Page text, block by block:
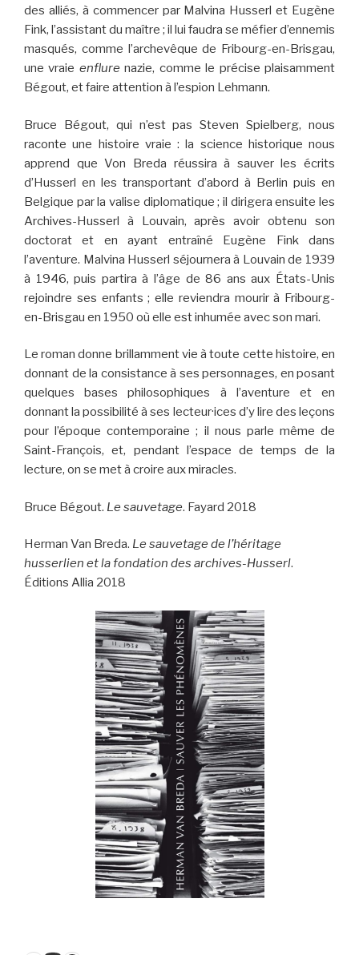
des alliés, à commencer par Malvina Husserl et Eugène
Fink, l’assistant du maître ; il lui faudra se méfier d’ennemis
masqués, comme l’archevêque de Fribourg-en-Brisgau,
une vraie enflure nazie, comme le précise plaisamment
Bégout, et faire attention à l’espion Lehmann.
Bruce Bégout, qui n’est pas Steven Spielberg, nous
raconte une histoire vraie : la science historique nous
apprend que Von Breda réussira à sauver les écrits
d’Husserl en les transportant d’abord à Berlin puis en
Belgique par la valise diplomatique ; il dirigera ensuite les
Archives-Husserl à Louvain, après avoir obtenu son
doctorat et en ayant entraîné Eugène Fink dans
l’aventure. Malvina Husserl séjournera à Louvain de 1939
à 1946, puis partira à l’âge de 86 ans aux États-Unis
rejoindre ses enfants ; elle reviendra mourir à Fribourg-
en-Brisgau en 1950 où elle est inhumée avec son mari.
Le roman donne brillamment vie à toute cette histoire, en
donnant de la consistance à ses personnages, en posant
quelques bases philosophiques à l’aventure et en
donnant la possibilité à ses lecteur·ices d’y lire des leçons
pour l’époque contemporaine ; il nous parle même de
Saint-François, et, pendant l’espace de temps de la
lecture, on se met à croire aux miracles.
Bruce Bégout. Le sauvetage. Fayard 2018
Herman Van Breda. Le sauvetage de l’héritage
husserlien et la fondation des archives-Husserl.
Éditions Allia 2018